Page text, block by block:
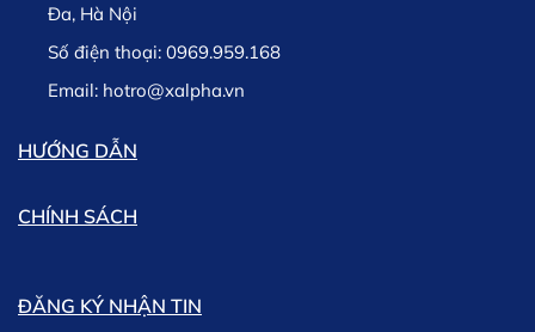
hàng chúng tôi sẽ thông tin kịp thời cho khách hàng và
khách hàng có thể lựa chọn giữa việc Hủy hoặc tiếp tục
Đa, Hà Nội
Số điện thoại: 0969.959.168
Email: hotro@xalpha.vn
HƯỚNG DẪN
CHÍNH SÁCH
ĐĂNG KÝ NHẬN TIN